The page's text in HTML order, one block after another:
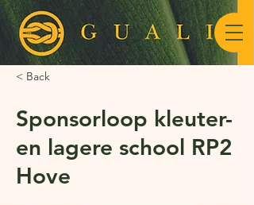
< Back
Sponsorloop kleuter-
en lagere school RP2
Hove